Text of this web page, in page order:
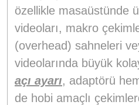
özellikle masaüstünde
videoları, makro
(overhead) sahneleri
videolarında büyük
açı ayarı, adaptörü
de hobi amaçlı